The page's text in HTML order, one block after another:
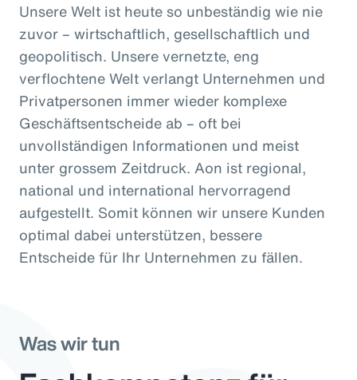
Unsere Welt ist heute so unbeständig wie nie
zuvor – wirtschaftlich, gesellschaftlich und
geopolitisch. Unsere vernetzte, eng
verflochtene Welt verlangt Unternehmen und
Privatpersonen immer wieder komplexe
Geschäftsentscheide ab – oft bei
unvollständigen Informationen und meist
unter grossem Zeitdruck. Aon ist regional,
national und international hervorragend
aufgestellt. Somit können wir unsere Kunden
optimal dabei unterstützen, bessere
Entscheide für Ihr Unternehmen zu fällen.
Was wir tun